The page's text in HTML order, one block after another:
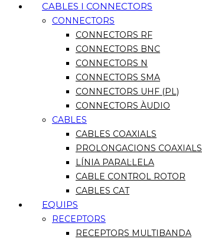
CABLES I CONNECTORS
CONNECTORS
CONNECTORS RF
CONNECTORS BNC
CONNECTORS N
CONNECTORS SMA
CONNECTORS UHF (PL)
CONNECTORS ÀUDIO
CABLES
CABLES COAXIALS
PROLONGACIONS COAXIALS
LÍNIA PARAL·LELA
CABLE CONTROL ROTOR
CABLES CAT
EQUIPS
RECEPTORS
RECEPTORS MULTIBANDA